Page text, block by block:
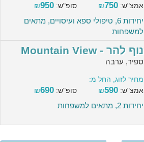
אמצ"ש:
₪750 סופ"ש: ₪950
יחידות 6, טיפולי ספא ועיסויים, מתאים
למשפחות
נוף להר - Mountain View
ספיר, ערבה
מחיר לזוג, החל מ:
אמצ"ש:
₪590 סופ"ש: ₪690
יחידות 2, מתאים למשפחות